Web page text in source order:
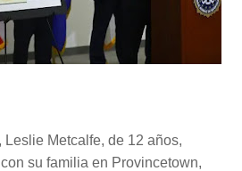
Metcalfe, de 12 años,
su familia en Provincetown,